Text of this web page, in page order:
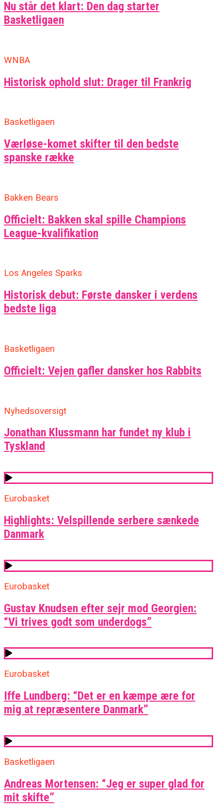
Nu står det klart: Den dag starter
Basketligaen
WNBA
Historisk ophold slut: Drager til Frankrig
Basketligaen
Værløse-komet skifter til den bedste
spanske række
Bakken Bears
Officielt: Bakken skal spille Champions
League-kvalifikation
Los Angeles Sparks
Historisk debut: Første dansker i verdens
bedste liga
Basketligaen
Officielt: Vejen gafler dansker hos Rabbits
Nyhedsoversigt
Jonathan Klussmann har fundet ny klub i
Tyskland
Eurobasket
Highlights: Velspillende serbere sænkede
Danmark
Eurobasket
Gustav Knudsen efter sejr mod Georgien:
“Vi trives godt som underdogs”
Eurobasket
Iffe Lundberg: “Det er en kæmpe ære for
mig at repræsentere Danmark”
Basketligaen
Andreas Mortensen: “Jeg er super glad for
mit skifte”